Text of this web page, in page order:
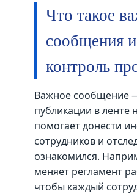
Что такое
сообщения
контроль
Важное сообщение
публикации в ленте
помогает донести
сотрудников и
ознакомился.
меняет регламент
чтобы каждый